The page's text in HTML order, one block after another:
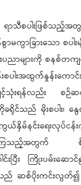
ရာသီစပါးဖြစ်သည့်
ာခြားသော စပါးမ
ပညာများကို စနစ်တ
ါးအထွက်နှုန်းကောင်
သုံးရန်လည်း စဉ်ဆ
င်သည် မိုးစပါး၊ နွ
ယ်နှိမ်နင်းရေးလုပ်င
အတွက် စိုက်ပျိုးရ
င်းပြီး ကြိုးပမ်းဆ
ည် ဆစ်ပိုးကင်းလွတ်၍